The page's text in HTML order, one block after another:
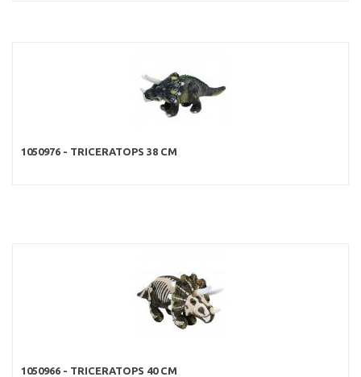
1050976 - TRICERATOPS 38 CM
1050966 - TRICERATOPS 40 CM